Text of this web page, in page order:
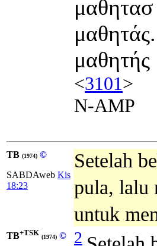
μαθητασ
μαθητάς.
μαθητής
<3101>
N-AMP
TB (1974) ©
SABDAweb Kis
18:23
Setelah
pula, lalu
untuk
TB+TSK (1974) © 2